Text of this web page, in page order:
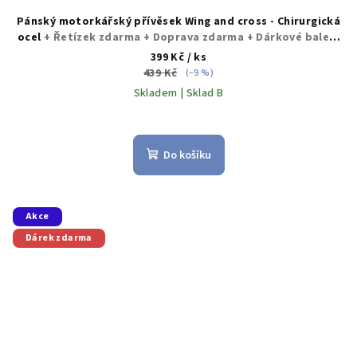
Pánský motorkářský přívěsek Wing and cross - Chirurgická
ocel + Řetízek zdarma + Doprava zdarma + Dárkové balení
zdarma
399 Kč / ks
439 Kč
(–9 %)
Skladem | Sklad B
Do košíku
Akce
Dárek zdarma